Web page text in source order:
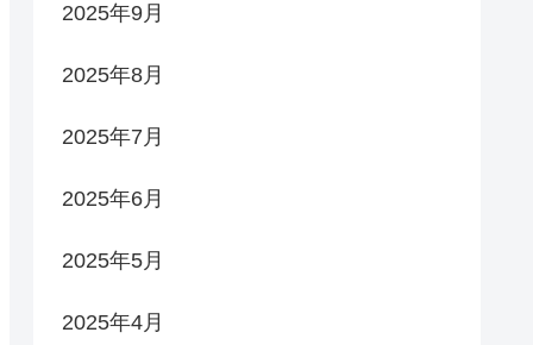
2025年9月
2025年8月
2025年7月
2025年6月
2025年5月
2025年4月